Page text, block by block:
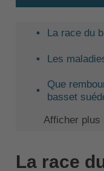
La race du
Les
Que
basset
Afficher plus
La race